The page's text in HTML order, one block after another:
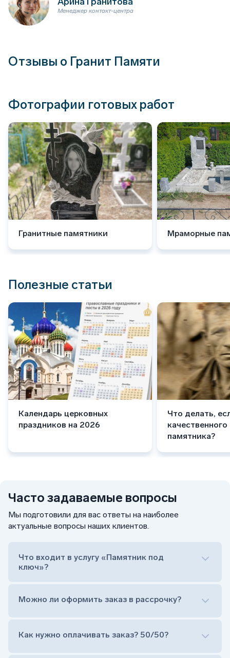
Менеджер контакт-центра
Отзывы о Гранит Памяти
Фотографии готовых работ
Гранитные памятники Мраморные
Полезные статьи
Календарь церковных
праздников на 2026
Что делать,
памятника?
Часто задаваемые вопросы
Мы подготовили для вас ответы на наиболее
актуальные вопросы наших клиентов.
Что входит в услугу «Памятник под
ключ»?
Сам комплект памятника:
Можно ли оформить заказ в рассрочку?
Как нужно оплачивать заказ? 50/50?